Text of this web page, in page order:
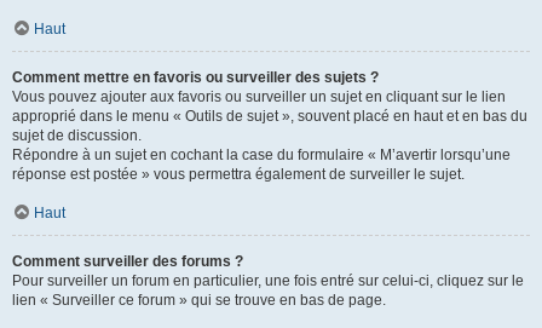
Haut
Comment mettre en favoris ou surveiller des sujets ?
Vous pouvez ajouter aux favoris ou surveiller un sujet en cliquant sur le lien
approprié dans le menu « Outils de sujet », souvent placé en haut et en bas du
sujet de discussion.
Répondre à un sujet en cochant la case du formulaire « M’avertir lorsqu’une
réponse est postée » vous permettra également de surveiller le sujet.
Haut
Comment surveiller des forums ?
Pour surveiller un forum en particulier, une fois entré sur celui-ci, cliquez sur le
lien « Surveiller ce forum » qui se trouve en bas de page.